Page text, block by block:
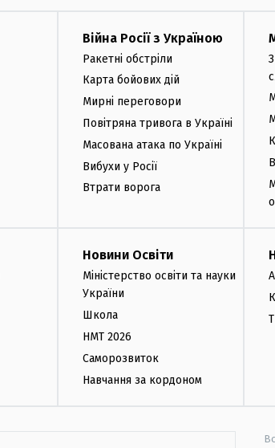
Війна Росії з Україною
Ракетні обстріли
Карта бойових дій
Мирні переговори
Повітряна тривога в Україні
Масована атака по Україні
Вибухи у Росії
Втрати ворога
Новини Освіти
Міністерство освіти та науки
України
Школа
НМТ 2026
Саморозвиток
Навчання за кордоном